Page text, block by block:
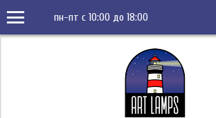
пн-пт с 10:00 до 18:00